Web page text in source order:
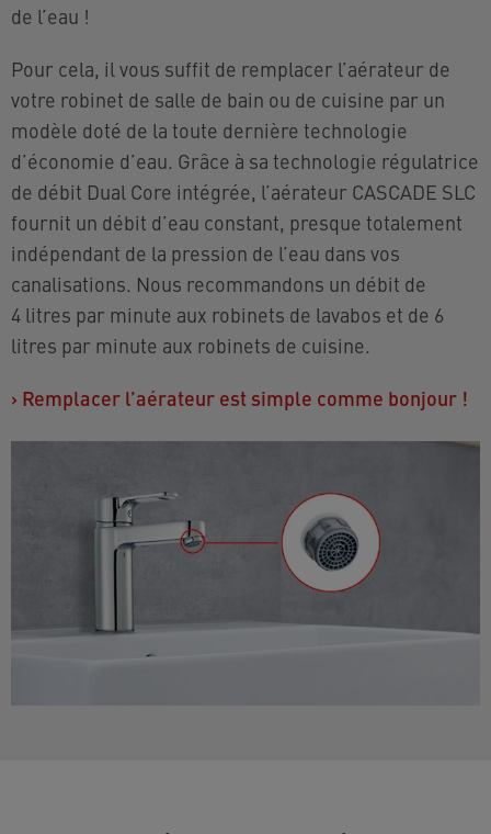
de l’eau !
Pour cela, il vous suffit de remplacer l’aérateur de
votre robinet de salle de bain ou de cuisine par un
modèle doté de la toute dernière technologie
d’économie d’eau. Grâce à sa technologie régulatrice
de débit Dual Core intégrée, l’aérateur CASCADE SLC
fournit un débit d’eau constant, presque totalement
indépendant de la pression de l’eau dans vos
canalisations. Nous recommandons un débit de
4 litres par minute aux robinets de lavabos et de 6
litres par minute aux robinets de cuisine.
› Remplacer l’aérateur est simple comme bonjour !